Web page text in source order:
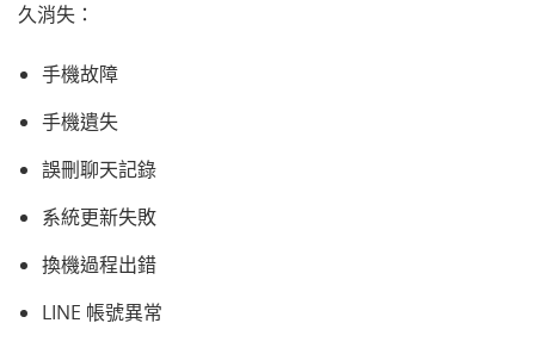
久消失：
手機故障
手機遺失
誤刪聊天記錄
系統更新失敗
換機過程出錯
LINE 帳號異常